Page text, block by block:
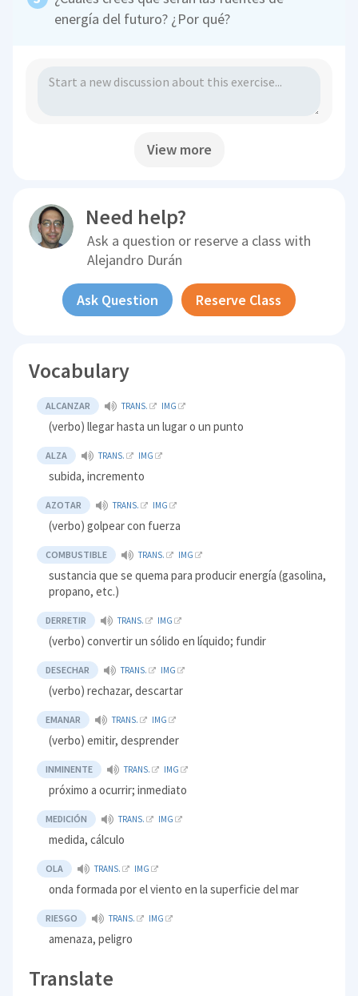
energía del futuro? ¿Por qué?
View more
Need help?
Ask a question or reserve a class with
Alejandro Durán
Ask Question Reserve Class
Vocabulary
ALCANZAR TRANS. IMG
(verbo) llegar hasta un lugar o un punto
ALZA TRANS. IMG
subida, incremento
AZOTAR TRANS. IMG
(verbo) golpear con fuerza
COMBUSTIBLE TRANS. IMG
sustancia que se quema para producir energía (gasolina,
propano, etc.)
DERRETIR TRANS. IMG
(verbo) convertir un sólido en líquido; fundir
DESECHAR TRANS. IMG
(verbo) rechazar, descartar
EMANAR TRANS. IMG
(verbo) emitir, desprender
INMINENTE TRANS. IMG
próximo a ocurrir; inmediato
MEDICIÓN TRANS. IMG
medida, cálculo
OLA TRANS. IMG
onda formada por el viento en la superficie del mar
RIESGO TRANS. IMG
amenaza, peligro
Translate